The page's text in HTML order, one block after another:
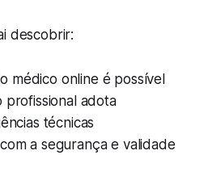
descobrir:
médico online é possível
profissional adota
técnicas
a segurança e validade